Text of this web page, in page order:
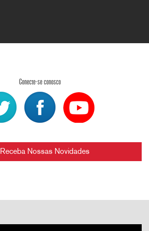
Conecte-se conosco
Receba Nossas Novidades